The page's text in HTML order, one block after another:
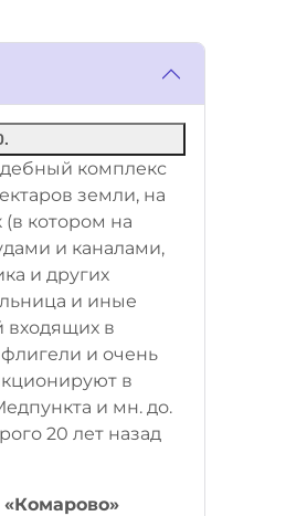
комплекс
земли, на
котором на
и каналами,
и других
и иные
входящих в
и очень
в
и мн. до.
20 лет назад